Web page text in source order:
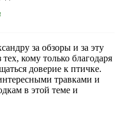
за обзоры и за эту
кому только благодаря
доверие к птичке.
травками и
в этой теме и